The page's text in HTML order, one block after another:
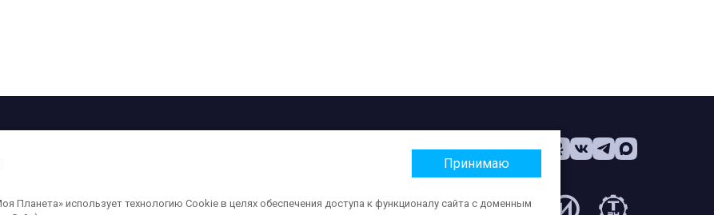
на сайте, защищены в соответствии с российским и международным
любых аудио-, фото- и видеоматериалов, размещенных на сайте,
Принимаю
использует технологию Cookie в целях обеспечения доступа к функционалу сайта с доменным